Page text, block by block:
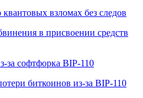
взломах без следов
в присвоении средств
за софтфорка BIP-110
биткоинов из-за BIP-110